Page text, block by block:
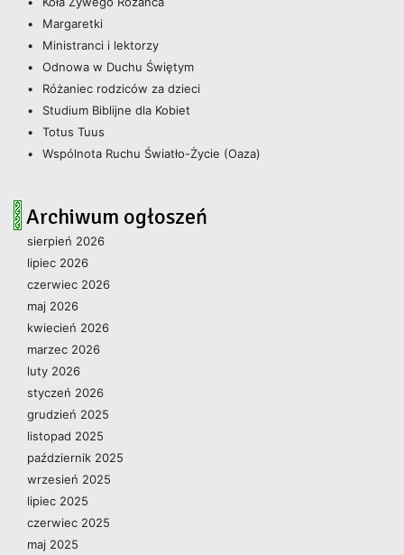
Margaretki
Ministranci i lektorzy
Odnowa w Duchu Świętym
Różaniec rodziców za dzieci
Studium Biblijne dla Kobiet
Totus Tuus
Wspólnota Ruchu Światło-Życie (Oaza)
Archiwum ogłoszeń
sierpień 2026
lipiec 2026
czerwiec 2026
maj 2026
kwiecień 2026
marzec 2026
luty 2026
styczeń 2026
grudzień 2025
listopad 2025
październik 2025
wrzesień 2025
lipiec 2025
czerwiec 2025
maj 2025